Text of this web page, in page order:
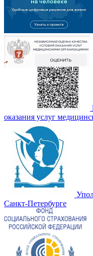
оказания услуг
Санкт-Петербурге